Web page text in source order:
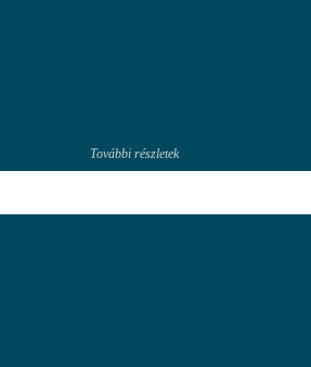
További részletek